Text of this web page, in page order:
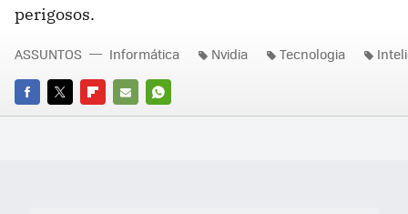
perigosos.
FACEBOOK
TWITTERFLIPBOARD
E-
WHATSAPP
ASSUNTOS Informática Nvidia Tecnologia